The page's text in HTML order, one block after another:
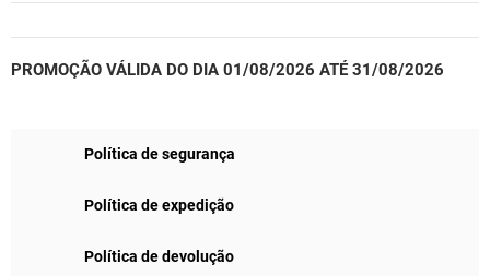
PROMOÇÃO VÁLIDA DO DIA 01/08/2026 ATÉ 31/08/2026
Política de segurança
Política de expedição
Política de devolução